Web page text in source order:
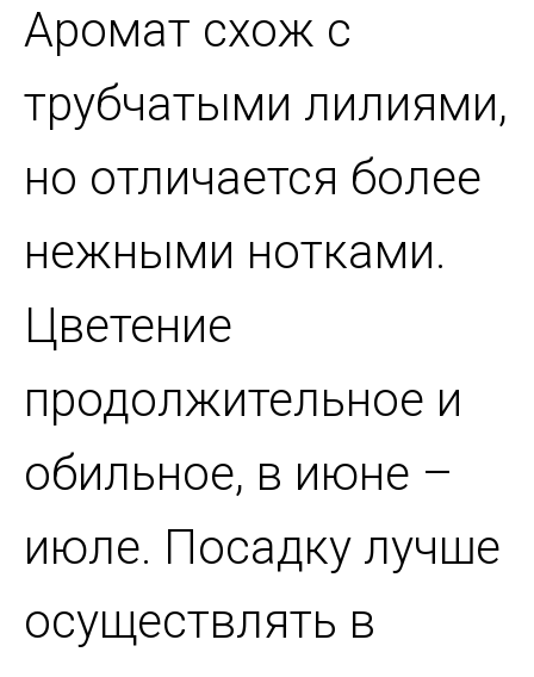
Аромат схож с
трубчатыми лилиями,
но отличается более
нежными нотками.
Цветение
продолжительное и
обильное, в июне –
июле. Посадку лучше
осуществлять в